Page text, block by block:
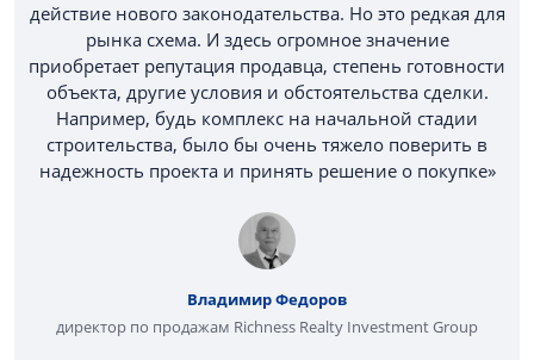
действие нового законодательства. Но это редкая для
рынка схема. И здесь огромное значение
приобретает репутация продавца, степень готовности
объекта, другие условия и обстоятельства сделки.
Например, будь комплекс на начальной стадии
строительства, было бы очень тяжело поверить в
надежность проекта и принять решение о покупке»
Владимир Федоров
директор по продажам Richness Realty Investment Group